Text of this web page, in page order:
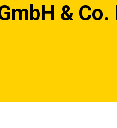
& Co.